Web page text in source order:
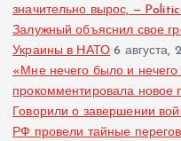
значительно вырос, —
Залужный объяснил свое
Украины в НАТО 6 августа,
«Мне нечего было и
прокомментировала новое
Говорили о завершении
РФ провели тайные